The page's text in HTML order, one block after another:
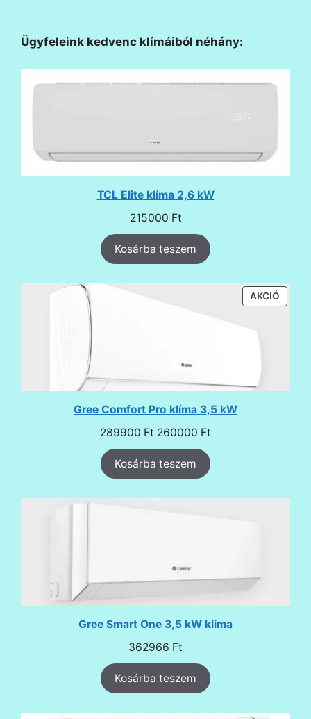
Ügyfeleink kedvenc klímáiból néhány:
TCL Elite klíma 2,6 kW
215000 Ft
Kosárba teszem
AKCIÓ
Gree Comfort Pro klíma 3,5 kW
289900Ft Original
price
was:
289900 Ft.
260000 Ft
Kosárba teszem
Gree Smart One 3,5 kW klíma
362966 Ft
Kosárba teszem